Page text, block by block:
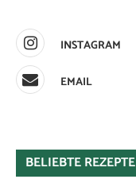
INSTAGRAM
EMAIL
BELIEBTE REZEPTE